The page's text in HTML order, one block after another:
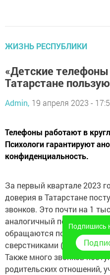
ЖИЗНЬ РЕСПУБЛИКИ
«Детские
Татарстане
Admin, 19 апреля 2023 -
Телефоны работают в
Психологи гарантируют
конфиденциальность.
За первый квартале 2023
доверия в Татарстане
звонков. Это почти на 1
аналогичный период
обращаются по вопросам
сверстниками (1071
Также много звонков
родительских отношений,
Подпишись